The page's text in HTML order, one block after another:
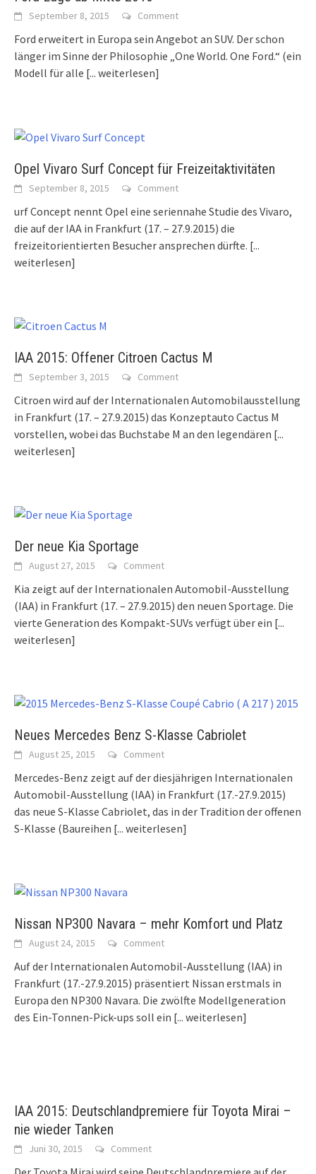
September 8, 2015 Comment
Ford erweitert in Europa sein Angebot an SUV. Der schon
länger im Sinne der Philosophie „One World. One Ford.“ (ein
Modell für alle [... weiterlesen]
Opel Vivaro Surf Concept für Freizeitaktivitäten
September 8, 2015 Comment
urf Concept nennt Opel eine seriennahe Studie des Vivaro,
die auf der IAA in Frankfurt (17. – 27.9.2015) die
freizeitorientierten Besucher ansprechen dürfte. [...
weiterlesen]
IAA 2015: Offener Citroen Cactus M
September 3, 2015 Comment
Citroen wird auf der Internationalen Automobilausstellung
in Frankfurt (17. – 27.9.2015) das Konzeptauto Cactus M
vorstellen, wobei das Buchstabe M an den legendären [...
weiterlesen]
Der neue Kia Sportage
August 27, 2015 Comment
Kia zeigt auf der Internationalen Automobil-Ausstellung
(IAA) in Frankfurt (17. – 27.9.2015) den neuen Sportage. Die
vierte Generation des Kompakt-SUVs verfügt über ein [...
weiterlesen]
Neues Mercedes Benz S-Klasse Cabriolet
August 25, 2015 Comment
Mercedes-Benz zeigt auf der diesjährigen Internationalen
Automobil-Ausstellung (IAA) in Frankfurt (17.-27.9.2015)
das neue S-Klasse Cabriolet, das in der Tradition der offenen
S-Klasse (Baureihen [... weiterlesen]
Nissan NP300 Navara – mehr Komfort und Platz
August 24, 2015 Comment
Auf der Internationalen Automobil-Ausstellung (IAA) in
Frankfurt (17.-27.9.2015) präsentiert Nissan erstmals in
Europa den NP300 Navara. Die zwölfte Modellgeneration
des Ein-Tonnen-Pick-ups soll ein [... weiterlesen]
IAA 2015: Deutschlandpremiere für Toyota Mirai –
nie wieder Tanken
Juni 30, 2015 Comment